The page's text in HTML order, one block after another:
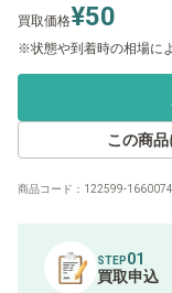
買取価格¥50
状態や到着時の相場に
この商
商品コード： 122599-
STEP01
買取申込